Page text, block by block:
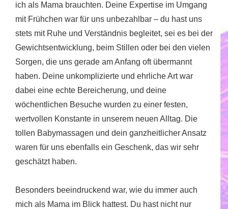
ich als Mama brauchten. Deine Expertise im Umgang
mit Frühchen war für uns unbezahlbar – du hast uns
stets mit Ruhe und Verständnis begleitet, sei es bei der
Gewichtsentwicklung, beim Stillen oder bei den vielen
Sorgen, die uns gerade am Anfang oft übermannt
haben. Deine unkomplizierte und ehrliche Art war
dabei eine echte Bereicherung, und deine
wöchentlichen Besuche wurden zu einer festen,
wertvollen Konstante in unserem neuen Alltag. Die
tollen Babymassagen und dein ganzheitlicher Ansatz
waren für uns ebenfalls ein Geschenk, das wir sehr
geschätzt haben.
Besonders beeindruckend war, wie du immer auch
mich als Mama im Blick hattest. Du hast nicht nur